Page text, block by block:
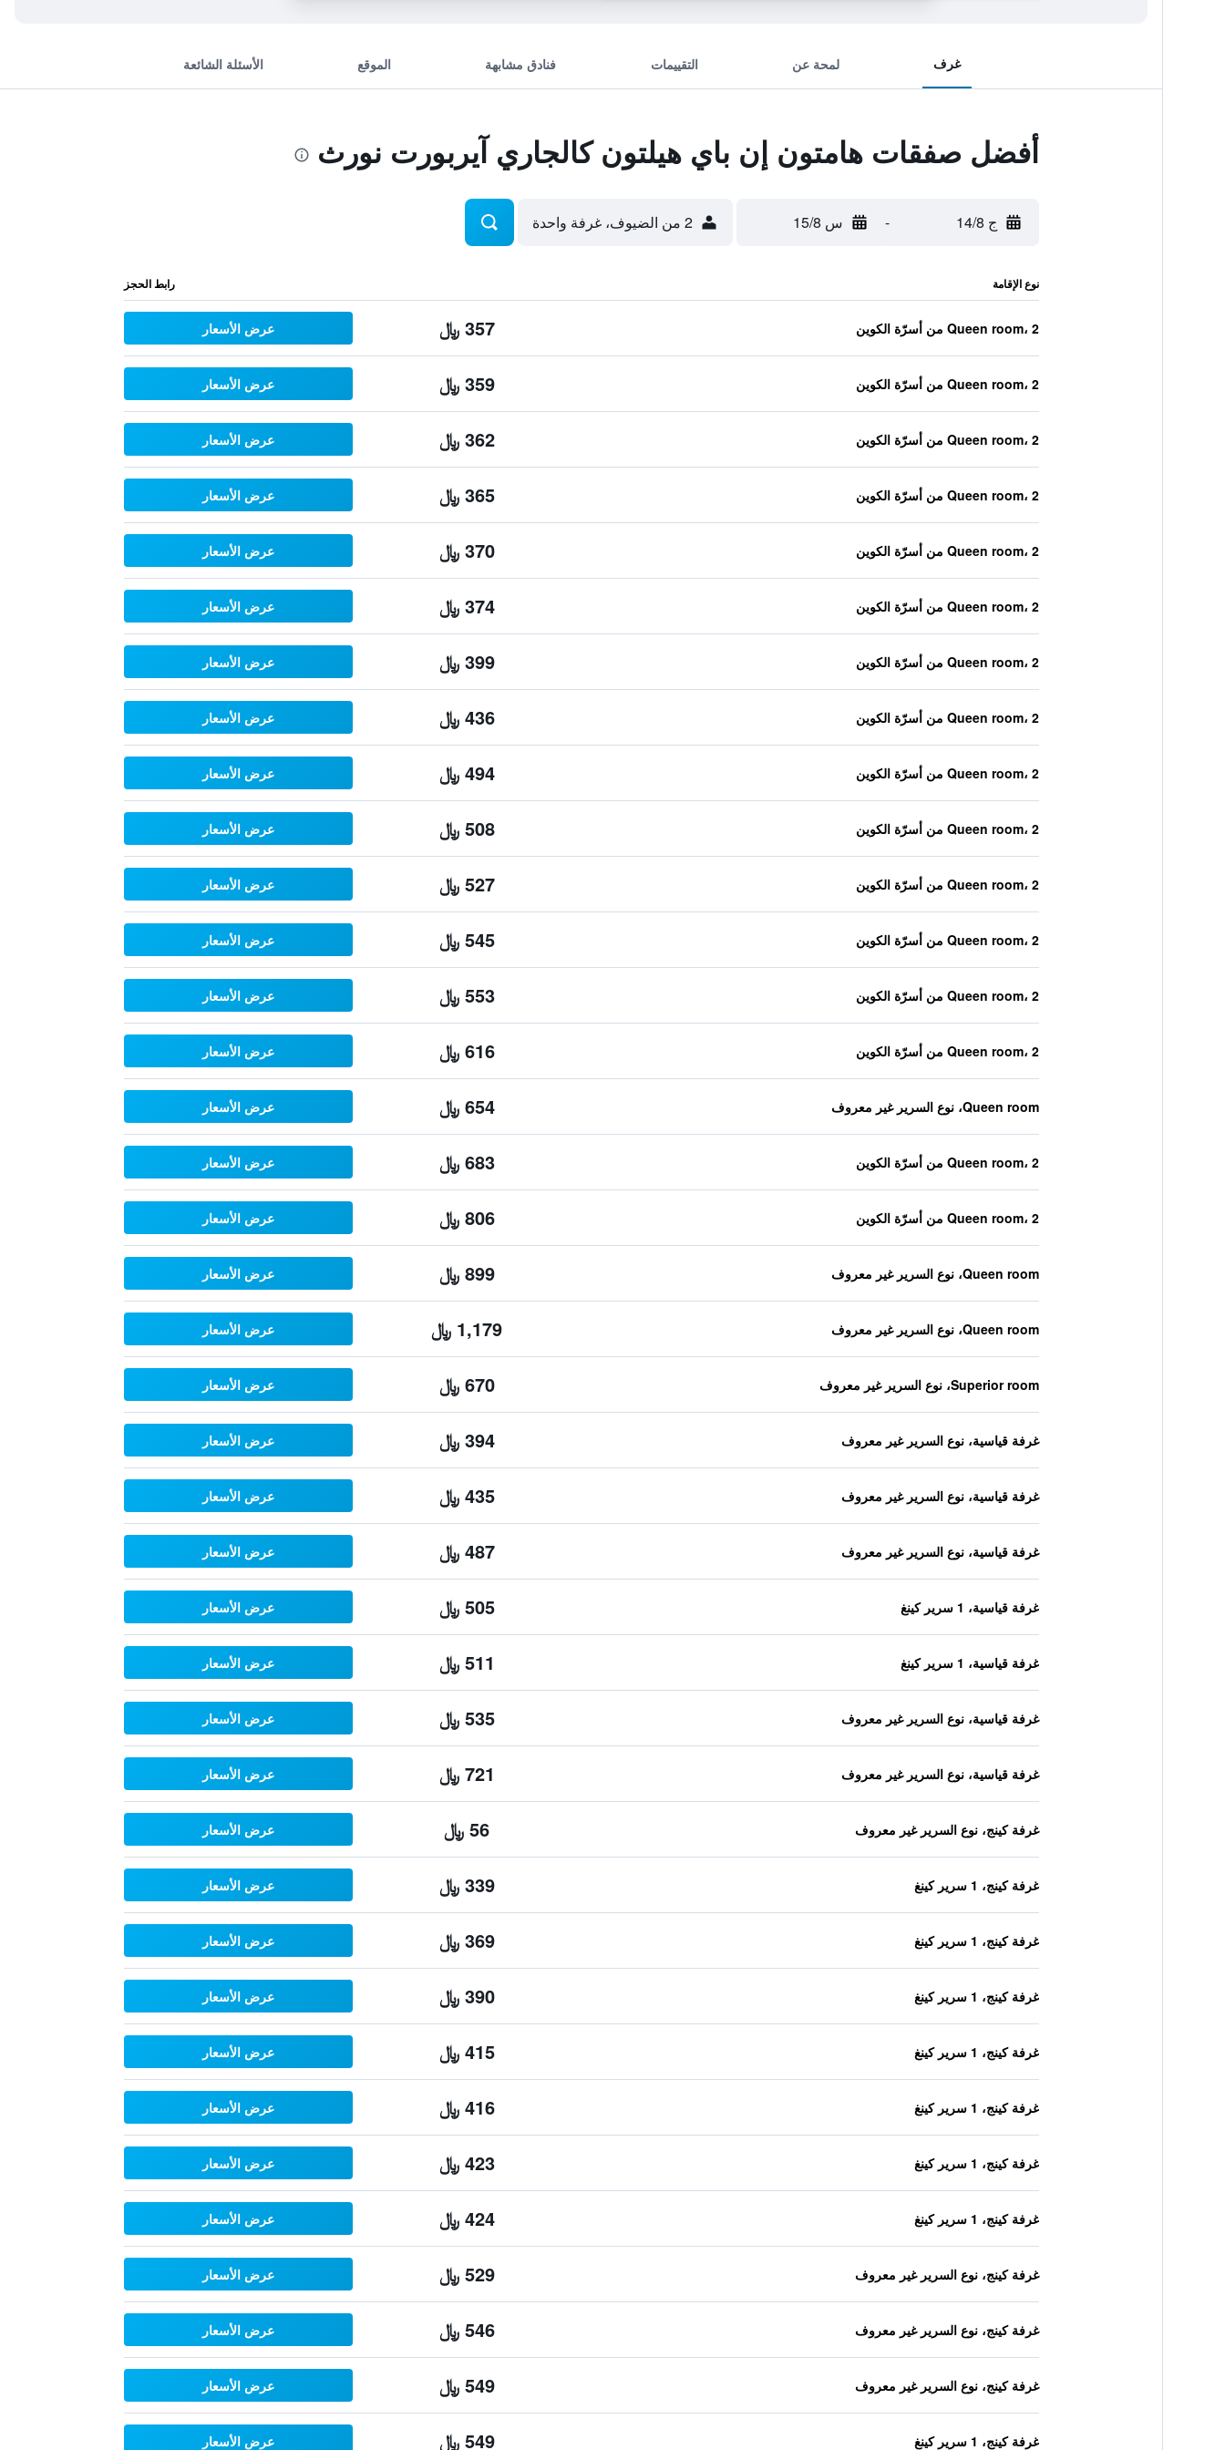
غرف لمحة عن التقييمات فنادق مشابهة الموقع الأسئلة الشائعة
أفضل صفقات هامتون إن باي هيلتون كالجاري آيربورت نورث
ج 14/8 - س 15/8 2 من الضيوف، غرفة واحدة
نوع الإقامة رابط الحجز
Queen room، 2 من أسرّة الكوين 357 ﷼ عرض الأسعار
Queen room، 2 من أسرّة الكوين 359 ﷼ عرض الأسعار
Queen room، 2 من أسرّة الكوين 362 ﷼ عرض الأسعار
Queen room، 2 من أسرّة الكوين 365 ﷼ عرض الأسعار
Queen room، 2 من أسرّة الكوين 370 ﷼ عرض الأسعار
Queen room، 2 من أسرّة الكوين 374 ﷼ عرض الأسعار
Queen room، 2 من أسرّة الكوين 399 ﷼ عرض الأسعار
Queen room، 2 من أسرّة الكوين 436 ﷼ عرض الأسعار
Queen room، 2 من أسرّة الكوين 494 ﷼ عرض الأسعار
Queen room، 2 من أسرّة الكوين 508 ﷼ عرض الأسعار
Queen room، 2 من أسرّة الكوين 527 ﷼ عرض الأسعار
Queen room، 2 من أسرّة الكوين 545 ﷼ عرض الأسعار
Queen room، 2 من أسرّة الكوين 553 ﷼ عرض الأسعار
Queen room، 2 من أسرّة الكوين 616 ﷼ عرض الأسعار
Queen room، نوع السرير غير معروف 654 ﷼ عرض الأسعار
Queen room، 2 من أسرّة الكوين 683 ﷼ عرض الأسعار
Queen room، 2 من أسرّة الكوين 806 ﷼ عرض الأسعار
Queen room، نوع السرير غير معروف 899 ﷼ عرض الأسعار
Queen room، نوع السرير غير معروف 1,179 ﷼ عرض الأسعار
Superior room، نوع السرير غير معروف 670 ﷼ عرض الأسعار
غرفة قياسية، نوع السرير غير معروف 394 ﷼ عرض الأسعار
غرفة قياسية، نوع السرير غير معروف 435 ﷼ عرض الأسعار
غرفة قياسية، نوع السرير غير معروف 487 ﷼ عرض الأسعار
غرفة قياسية، 1 سرير كينغ 505 ﷼ عرض الأسعار
غرفة قياسية، 1 سرير كينغ 511 ﷼ عرض الأسعار
غرفة قياسية، نوع السرير غير معروف 535 ﷼ عرض الأسعار
غرفة قياسية، نوع السرير غير معروف 721 ﷼ عرض الأسعار
غرفة كينج، نوع السرير غير معروف 56 ﷼ عرض الأسعار
غرفة كينج، 1 سرير كينغ 339 ﷼ عرض الأسعار
غرفة كينج، 1 سرير كينغ 369 ﷼ عرض الأسعار
غرفة كينج، 1 سرير كينغ 390 ﷼ عرض الأسعار
غرفة كينج، 1 سرير كينغ 415 ﷼ عرض الأسعار
غرفة كينج، 1 سرير كينغ 416 ﷼ عرض الأسعار
غرفة كينج، 1 سرير كينغ 423 ﷼ عرض الأسعار
غرفة كينج، 1 سرير كينغ 424 ﷼ عرض الأسعار
غرفة كينج، نوع السرير غير معروف 529 ﷼ عرض الأسعار
غرفة كينج، نوع السرير غير معروف 546 ﷼ عرض الأسعار
غرفة كينج، نوع السرير غير معروف 549 ﷼ عرض الأسعار
غرفة كينج، 1 سرير كينغ 549 ﷼ عرض الأسعار